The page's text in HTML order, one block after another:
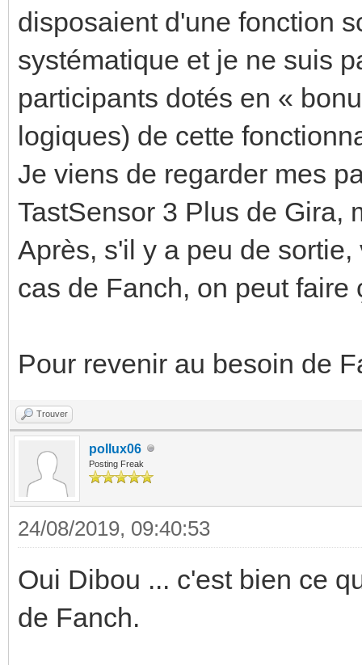
disposaient d'une fonction
systématique et je ne suis
participants dotés en «
logiques) de cette
Je viens de regarder mes
TastSensor 3 Plus de Gira,
Après, s'il y a peu de
cas de Fanch, on peut
Pour revenir au besoin de
Trouver
pollux06
Posting Freak
24/08/2019, 09:40:53
Oui Dibou ... c'est bien ce
de Fanch.